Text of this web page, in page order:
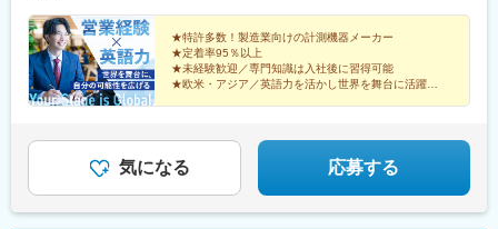
★特許多数！製造業向けの計測機器メーカー
★定着率95％以上
★未経験歓迎／専門知識は入社後に習得可能
★欧米・アジア／英語力を活かし世界を舞台に活躍
気になる 応募する